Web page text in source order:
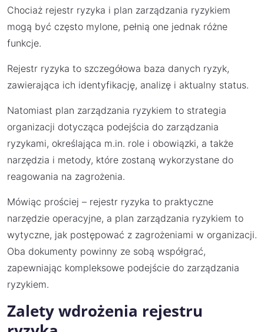
Chociaż rejestr ryzyka i plan zarządzania ryzykiem
mogą być często mylone, pełnią one jednak różne
funkcje.
Rejestr ryzyka to szczegółowa baza danych ryzyk,
zawierająca ich identyfikację, analizę i aktualny status.
Natomiast plan zarządzania ryzykiem to strategia
organizacji dotycząca podejścia do zarządzania
ryzykami, określająca m.in. role i obowiązki, a także
narzędzia i metody, które zostaną wykorzystane do
reagowania na zagrożenia.
Mówiąc prościej – rejestr ryzyka to praktyczne
narzędzie operacyjne, a plan zarządzania ryzykiem to
wytyczne, jak postępować z zagrożeniami w organizacji.
Oba dokumenty powinny ze sobą współgrać,
zapewniając kompleksowe podejście do zarządzania
ryzykiem.
Zalety wdrożenia rejestru